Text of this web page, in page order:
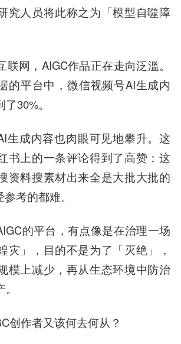
究人员将此称之为「模型自噬障
网，AIGC作品正在走向泛滥。
的平台中，微信视频号AI生成内
30%。
生成内容也肉眼可见地攀升。这
书上的一条评论得到了高赞：这
资料搜素材出来全是大批大批的
考的都难。
的平台，有点像是在治理一场
灾」，目的不是为了「灭绝」，
模上减少，再从生态环境中防治
创作者又该何去何从？